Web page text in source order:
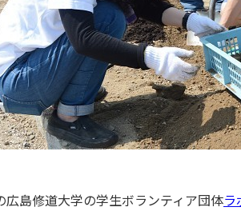
広島修道大学の学生ボランティア団体ラ